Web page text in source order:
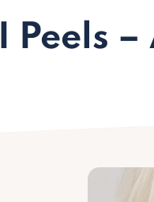
I Peels